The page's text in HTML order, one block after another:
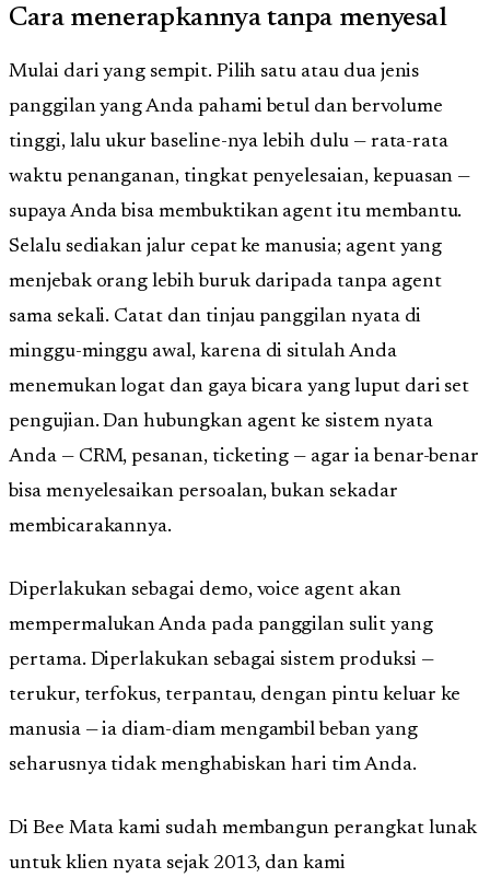
Cara menerapkannya tanpa menyesal
Mulai dari yang sempit. Pilih satu atau dua jenis
panggilan yang Anda pahami betul dan bervolume
tinggi, lalu ukur baseline-nya lebih dulu — rata-rata
waktu penanganan, tingkat penyelesaian, kepuasan —
supaya Anda bisa membuktikan agent itu membantu.
Selalu sediakan jalur cepat ke manusia; agent yang
menjebak orang lebih buruk daripada tanpa agent
sama sekali. Catat dan tinjau panggilan nyata di
minggu-minggu awal, karena di situlah Anda
menemukan logat dan gaya bicara yang luput dari set
pengujian. Dan hubungkan agent ke sistem nyata
Anda — CRM, pesanan, ticketing — agar ia benar-benar
bisa menyelesaikan persoalan, bukan sekadar
membicarakannya.
Diperlakukan sebagai demo, voice agent akan
mempermalukan Anda pada panggilan sulit yang
pertama. Diperlakukan sebagai sistem produksi —
terukur, terfokus, terpantau, dengan pintu keluar ke
manusia — ia diam-diam mengambil beban yang
seharusnya tidak menghabiskan hari tim Anda.
Di Bee Mata kami sudah membangun perangkat lunak
untuk klien nyata sejak 2013, dan kami